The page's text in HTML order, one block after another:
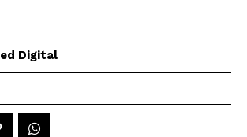
Digital